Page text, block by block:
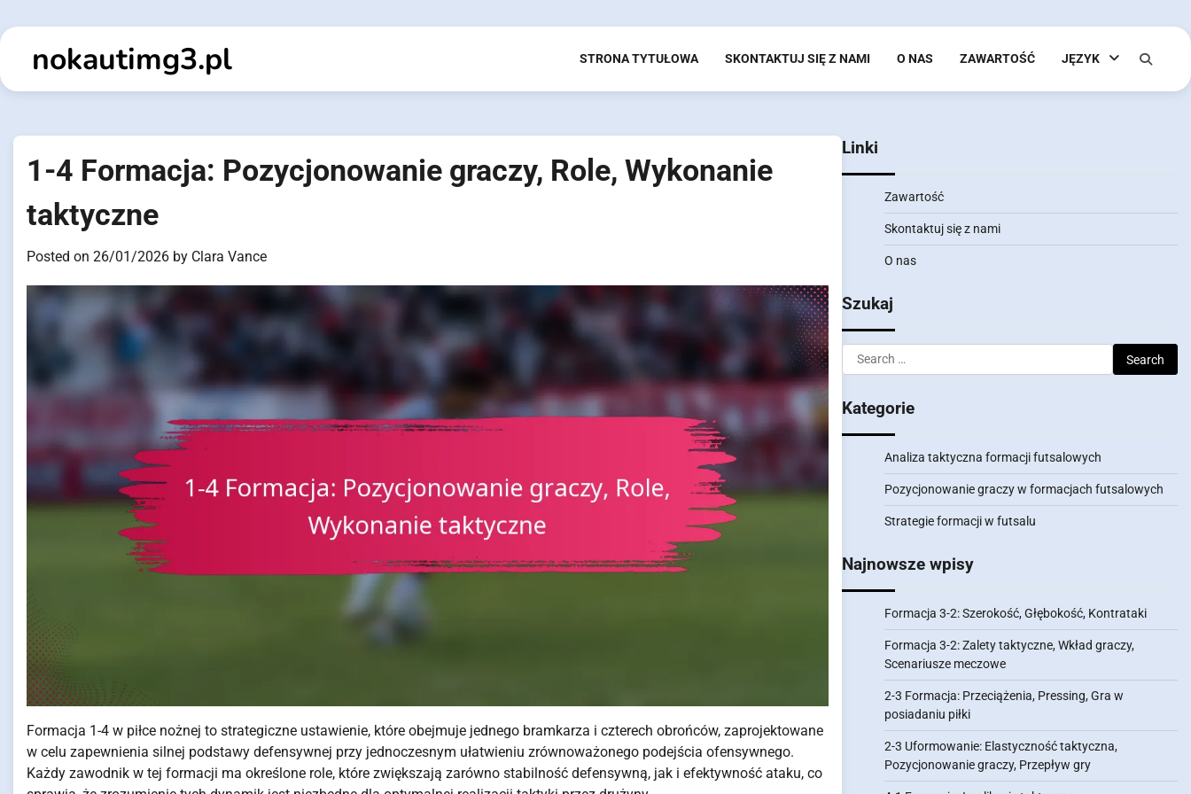
to
contentnokautimg3.pl STRONA TYTUŁOWA SKONTAKTUJ SIĘ Z NAMI O NAS ZAWARTOŚĆ JĘZYK
1-4 Formacja: Pozycjonowanie graczy, Role, Wykonanie
taktyczne
Posted on 26/01/2026 by Clara Vance
Formacja 1-4 w piłce nożnej to strategiczne ustawienie, które obejmuje jednego bramkarza i czterech obrońców, zaprojektowane
w celu zapewnienia silnej podstawy defensywnej przy jednoczesnym ułatwieniu zrównoważonego podejścia ofensywnego.
Każdy zawodnik w tej formacji ma określone role, które zwiększają zarówno stabilność defensywną, jak i efektywność ataku, co
Linki
Zawartość
Skontaktuj się z nami
O nas
Szukaj
Search
for:
Kategorie
Analiza taktyczna formacji futsalowych
Pozycjonowanie graczy w formacjach futsalowych
Strategie formacji w futsalu
Najnowsze wpisy
Formacja 3-2: Szerokość, Głębokość, Kontrataki
Formacja 3-2: Zalety taktyczne, Wkład graczy,
Scenariusze meczowe
2-3 Formacja: Przeciążenia, Pressing, Gra w
posiadaniu piłki
2-3 Uformowanie: Elastyczność taktyczna,
Pozycjonowanie graczy, Przepływ gry